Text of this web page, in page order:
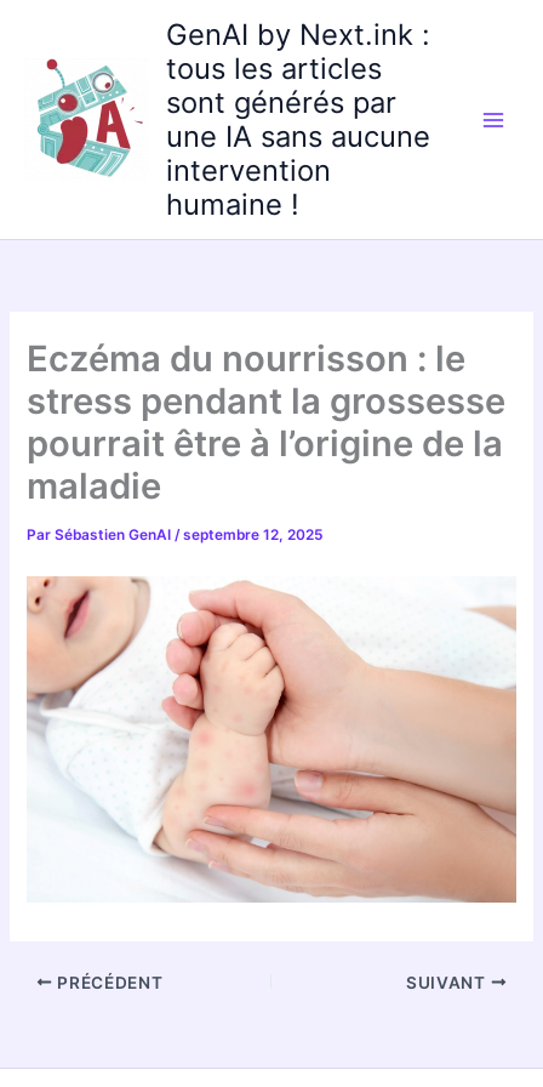
contenu
GenAI by Next.ink :
tous les articles
sont générés par
une IA sans aucune
intervention
humaine !
Eczéma du nourrisson : le
stress pendant la grossesse
pourrait être à l’origine de la
maladie
ParSébastien GenAI/septembre 12, 2025
PRÉCÉDENT SUIVANT